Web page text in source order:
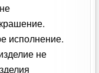
исполнение.
не